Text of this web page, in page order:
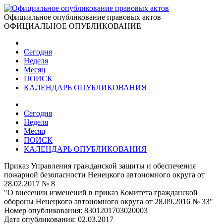
Официальное опубликование правовых актов
ОФИЦИАЛЬНОЕ ОПУБЛИКОВАНИЕ
Сегодня
Неделя
Месяц
ПОИСК
КАЛЕНДАРЬ ОПУБЛИКОВАНИЯ
Сегодня
Неделя
Месяц
ПОИСК
КАЛЕНДАРЬ ОПУБЛИКОВАНИЯ
Приказ Управления гражданской защиты и обеспечения
пожарной безопасности Ненецкого автономного округа от
28.02.2017 № 8
"О внесении изменений в приказ Комитета гражданской
обороны Ненецкого автономного округа от 28.09.2016 № 33"
Номер опубликования: 8301201703020003
Дата опубликования: 02.03.2017